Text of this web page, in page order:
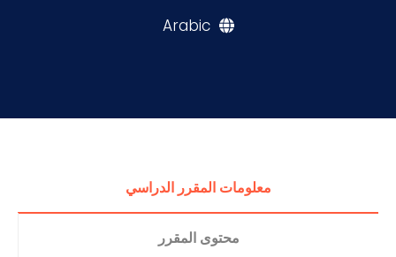
Arabic
معلومات المقرر الدراسي
محتوى المقرر